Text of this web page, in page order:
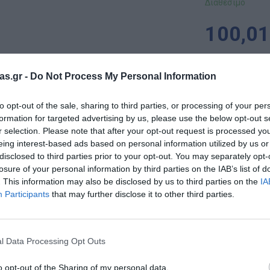
- Do Not Process My Personal Information
opt-out of the sale, sharing to third parties, or processing of your
for targeted advertising by us, please use the below opt-out
selection. Please note that after your opt-out request is processed
interest-based ads based on personal information utilized by us
to third parties prior to your opt-out. You may separately
of your personal information by third parties on the IAB’s list of
This information may also be disclosed by us to third parties on the
Participants that may further disclose it to other third parties.
Data Processing Opt Outs
opt-out of the Sharing of my personal data.
Διαθέσιμο
-
Επικοινωνία
πλακάτ θαλάσσης υψηλής ποιότητας
, ένα υλικό που
και σε περιβάλλοντα με πολλούς ταυτόχρονους χρήστες, όπως
αποτελεί αδιαπραγμάτευτη προτεραιότητα για τη